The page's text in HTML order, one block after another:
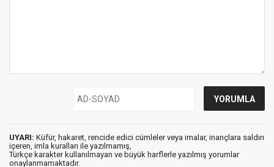
UYARI: Küfür, hakaret, rencide edici cümleler veya imalar, inançlara saldırı
içeren, imla kuralları ile yazılmamış,
Türkçe karakter kullanılmayan ve büyük harflerle yazılmış yorumlar
onaylanmamaktadır.